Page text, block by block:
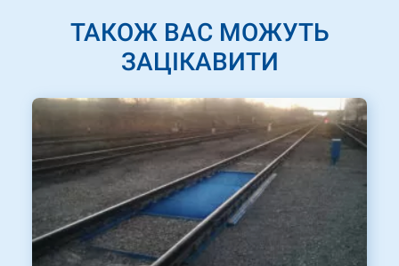
ТАКОЖ ВАС МОЖУТЬ
ЗАЦІКАВИТИ